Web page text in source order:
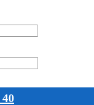
40